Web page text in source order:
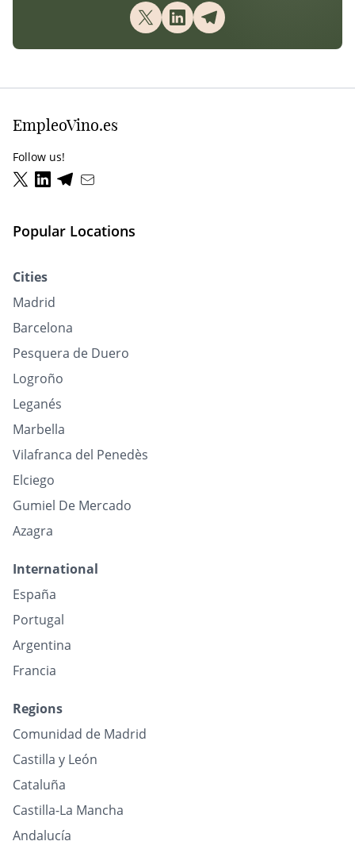
EmpleoVino.es
Follow us!
Popular Locations
Cities
Madrid
Barcelona
Pesquera de Duero
Logroño
Leganés
Marbella
Vilafranca del Penedès
Elciego
Gumiel De Mercado
Azagra
International
España
Portugal
Argentina
Francia
Regions
Comunidad de Madrid
Castilla y León
Cataluña
Castilla-La Mancha
Andalucía